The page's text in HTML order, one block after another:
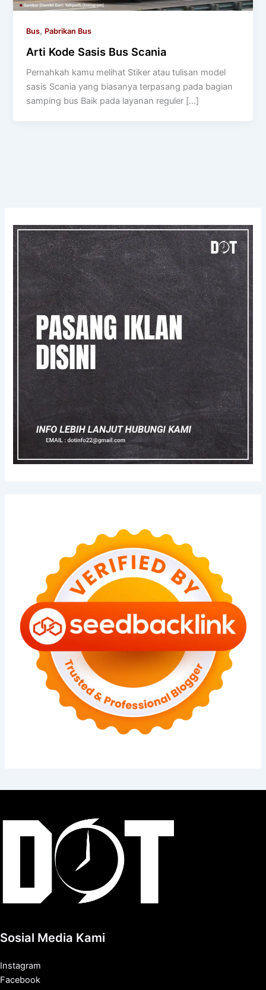
Bus, Pabrikan Bus
Arti Kode Sasis Bus Scania
Pernahkah kamu melihat Stiker atau tulisan model
sasis Scania yang biasanya terpasang pada bagian
samping bus Baik pada layanan reguler […]
Sosial Media Kami
Instagram
Facebook